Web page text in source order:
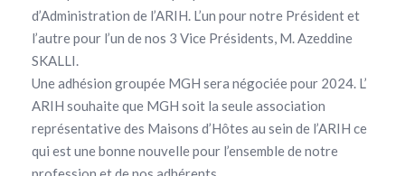
d’Administration de l’ARIH. L’un pour notre Président et
l’autre pour l’un de nos 3 Vice Présidents, M. Azeddine
SKALLI.
Une adhésion groupée MGH sera négociée pour 2024. L’
ARIH souhaite que MGH soit la seule association
représentative des Maisons d’Hôtes au sein de l’ARIH ce
qui est une bonne nouvelle pour l’ensemble de notre